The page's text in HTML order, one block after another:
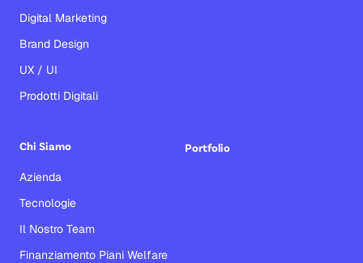
Digital Marketing
Brand Design
UX / UI
Prodotti Digitali
Chi Siamo
Azienda
Tecnologie
Il Nostro Team
Finanziamento Piani Welfare
Portfolio